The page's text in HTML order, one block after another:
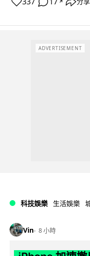
ADVERTISEMENT
科技娛樂 生活娛樂
Vin 8 小時